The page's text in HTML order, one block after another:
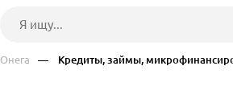
Онега — Кредиты, займы,